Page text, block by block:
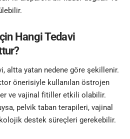
Hangi Tedavi
altta yatan nedene göre şekillenir.
önerisiyle kullanılan östrojen
ve vajinal fitiller etkili olabilir.
pelvik taban terapileri, vajinal
destek süreçleri gerekebilir.